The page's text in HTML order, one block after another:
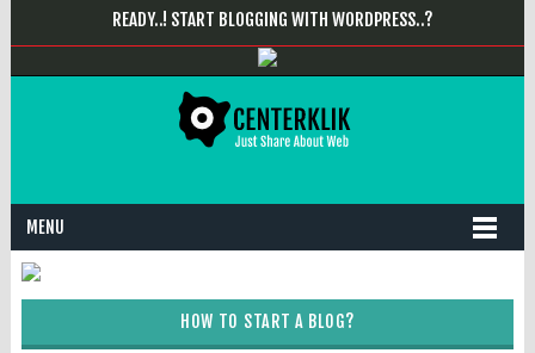
READY..! START BLOGGING WITH WORDPRESS..?
MENU
HOW TO START A BLOG?